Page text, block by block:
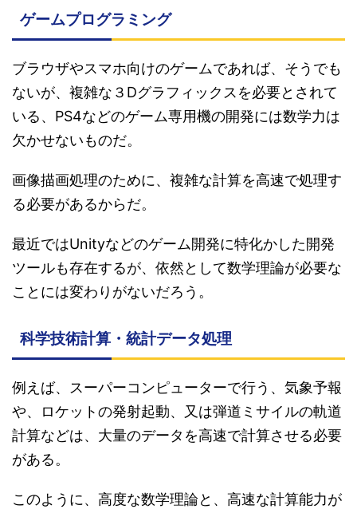
ゲームプログラミング
ブラウザやスマホ向けのゲームであれば、そうでも
ないが、複雑な３Dグラフィックスを必要とされて
いる、PS4などのゲーム専用機の開発には数学力は
欠かせないものだ。
画像描画処理のために、複雑な計算を高速で処理す
る必要があるからだ。
最近ではUnityなどのゲーム開発に特化かした開発
ツールも存在するが、依然として数学理論が必要な
ことには変わりがないだろう。
科学技術計算・統計データ処理
例えば、スーパーコンピューターで行う、気象予報
や、ロケットの発射起動、又は弾道ミサイルの軌道
計算などは、大量のデータを高速で計算させる必要
がある。
このように、高度な数学理論と、高速な計算能力が